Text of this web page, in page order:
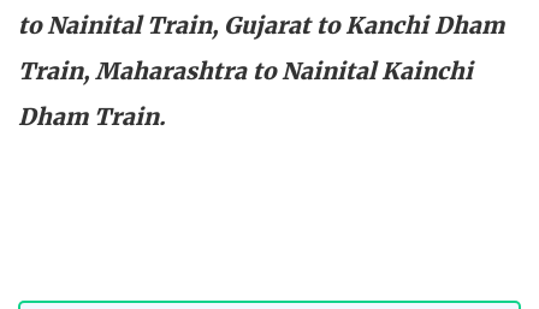
to Nainital Train, Gujarat to Kanchi Dham
Train, Maharashtra to Nainital Kainchi
Dham Train.